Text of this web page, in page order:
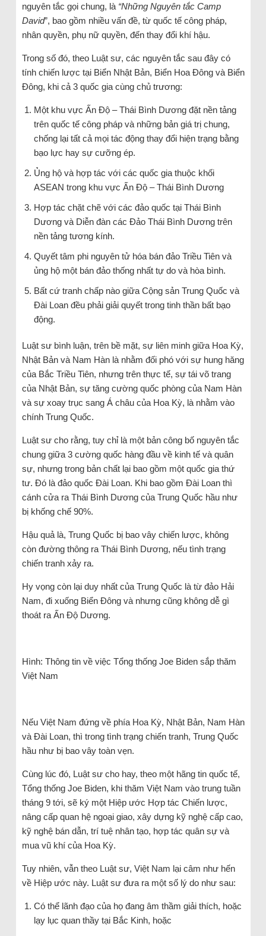
nguyên tắc gọi chung, là “Những Nguyên tắc Camp
David”, bao gồm nhiều vấn đề, từ quốc tế công pháp,
nhân quyền, phụ nữ quyền, đến thay đổi khí hậu.
Trong số đó, theo Luật sư, các nguyên tắc sau đây có
tính chiến lược tại Biển Nhật Bản, Biển Hoa Đông và Biển
Đông, khi cả 3 quốc gia cùng chủ trương:
Một khu vực Ấn Độ – Thái Bình Dương đặt nền tảng
trên quốc tế công pháp và những bản giá trị chung,
chống lại tất cả mọi tác động thay đổi hiện trạng bằng
bạo lực hay sự cưỡng ép.
Ủng hộ và hợp tác với các quốc gia thuộc khối
ASEAN trong khu vực Ấn Độ – Thái Bình Dương
Hợp tác chặt chẽ với các đảo quốc tại Thái Bình
Dương và Diễn đàn các Đảo Thái Bình Dương trên
nền tảng tương kính.
Quyết tâm phi nguyên tử hóa bán đảo Triều Tiên và
ủng hộ một bán đảo thống nhất tự do và hòa bình.
Bất cứ tranh chấp nào giữa Cộng sản Trung Quốc và
Đài Loan đều phải giải quyết trong tinh thần bất bạo
động.
Luật sư bình luận, trên bề mặt, sự liên minh giữa Hoa Kỳ,
Nhật Bản và Nam Hàn là nhằm đối phó với sự hung hăng
của Bắc Triều Tiên, nhưng trên thực tế, sự tái võ trang
của Nhật Bản, sự tăng cường quốc phòng của Nam Hàn
và sự xoay trục sang Á châu của Hoa Kỳ, là nhằm vào
chính Trung Quốc.
Luật sư cho rằng, tuy chỉ là một bản công bố nguyên tắc
chung giữa 3 cường quốc hàng đầu về kinh tế và quân
sự, nhưng trong bản chất lại bao gồm một quốc gia thứ
tư. Đó là đảo quốc Đài Loan. Khi bao gồm Đài Loan thì
cánh cửa ra Thái Bình Dương của Trung Quốc hầu như
bị khống chế 90%.
Hậu quả là, Trung Quốc bị bao vây chiến lược, không
còn đường thông ra Thái Bình Dương, nếu tình trạng
chiến tranh xảy ra.
Hy vọng còn lại duy nhất của Trung Quốc là từ đảo Hải
Nam, đi xuống Biển Đông và nhưng cũng không dễ gì
thoát ra Ấn Độ Dương.
Hình: Thông tin về việc Tổng thống Joe Biden sắp thăm
Việt Nam
Nếu Việt Nam đứng về phía Hoa Kỳ, Nhật Bản, Nam Hàn
và Đài Loan, thì trong tình trạng chiến tranh, Trung Quốc
hầu như bị bao vây toàn vẹn.
Cùng lúc đó, Luật sư cho hay, theo một hãng tin quốc tế,
Tổng thống Joe Biden, khi thăm Việt Nam vào trung tuần
tháng 9 tới, sẽ ký một Hiệp ước Hợp tác Chiến lược,
nâng cấp quan hệ ngoại giao, xây dựng kỹ nghệ cấp cao,
kỹ nghệ bán dẫn, trí tuệ nhân tạo, hợp tác quân sự và
mua vũ khí của Hoa Kỳ.
Tuy nhiên, vẫn theo Luật sư, Việt Nam lại câm như hến
về Hiệp ước này. Luật sư đưa ra một số lý do như sau:
Có thể lãnh đạo của họ đang âm thầm giải thích, hoặc
lạy lục quan thầy tại Bắc Kinh, hoặc